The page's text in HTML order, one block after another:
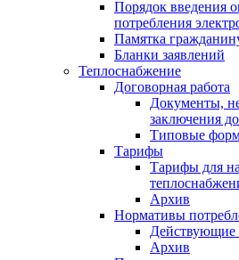
Порядок введения
потребления
Памятка
Бланки заявлений
Теплоснабжение
Договорная работа
Документы,
заключения
Типовые
Тарифы
Тарифы для
Архив
Нормативы
Действующие
Архив